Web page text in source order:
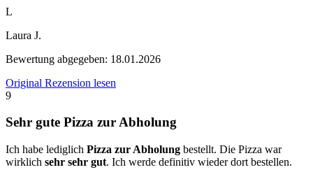
L
Laura J.
Bewertung abgegeben: 18.01.2026
Original Rezension lesen
9
Sehr gute Pizza zur Abholung
Ich habe lediglich Pizza zur Abholung bestellt. Die Pizza war
wirklich sehr sehr gut. Ich werde definitiv wieder dort bestellen.